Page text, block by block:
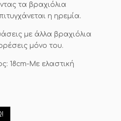
τα βραχιόλια
η ηρεμία.
με άλλα βραχιόλια
μόνο του.
18cm-Mε ελαστική